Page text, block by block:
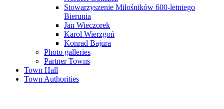
Stowarzyszenie Miłośników 600-letniego
Bierunia
Jan Wieczorek
Karol Wierzgoń
Konrad Bajura
Photo galleries
Partner Towns
Town Hall
Town Authorities